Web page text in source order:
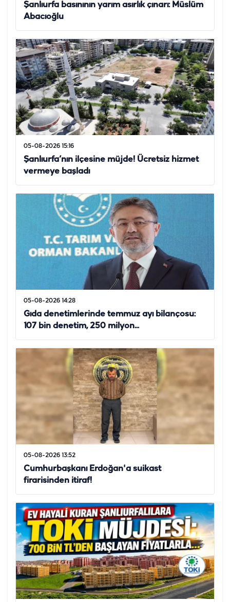
Şanlıurfa basınının yarım asırlık çınarı: Müslüm
Abacıoğlu
05-08-2026 15:16
Şanlıurfa’nın ilçesine müjde! Ücretsiz hizmet
vermeye başladı
05-08-2026 14:28
Gıda denetimlerinde temmuz ayı bilançosu:
107 bin denetim, 250 milyon...
05-08-2026 13:52
Cumhurbaşkanı Erdoğan'a suikast
firarisinden itiraf!